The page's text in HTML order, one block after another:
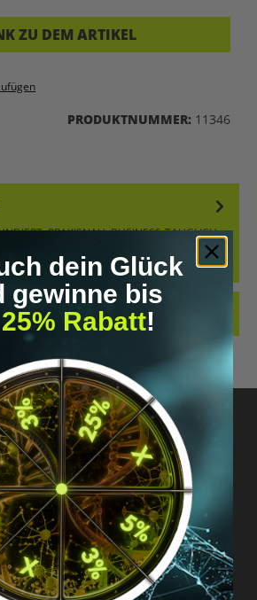
ZU DEM ARTIKEL
PRODUKTNUMMER: 11346
PRAXISNAH. BUSINESS-TAUGLICH.
FÜR MENSCHEN, DIE BIOHACKING NICHT
Schreib uns!
direkt &
dein Glück
gewinne bis
25% Rabatt!